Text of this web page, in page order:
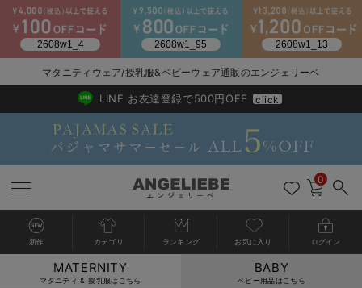
戻る
戻る
戻る
戻る
戻る
戻る
戻る
戻る
戻る
戻る
戻る
戻る
戻る
戻る
戻る
戻る
戻る
戻る
戻る
戻る
戻る
マタニティウェア/授乳服&ベビーウェア通販のエンジェリーベ
2026/NewArrival
送料495円(一部地域を除く) 7,700円以上で送料無料
LINE お友達登録で500円OFF click
0
新作 カテゴリ ランキング お気に入り ログイン
MATERNITY
マタニティ & 授乳服はこちら
BABY
ベビー用品はこちら
カートに入れる